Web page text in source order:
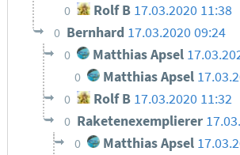
0 Rolf B 17.03.2020 11:38
0 Bernhard 17.03.2020 09:24
0 Matthias Apsel
0 Matthias Apsel
0 Rolf B 17.03.2020 11:32
0 Raketenexemplierer
0 Matthias Apsel